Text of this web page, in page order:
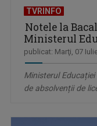
TVRINFO
Notele la
Ministerul
publicat: Marţi, 07
Ministerul
de absolvenții de